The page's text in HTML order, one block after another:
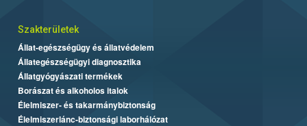
Szakterületek
Állat-egészségügy és állatvédelem
Állategészségügyi diagnosztika
Állatgyógyászati termékek
Borászat és alkoholos italok
Élelmiszer- és takarmánybiztonság
Élelmiszerlánc-biztonsági laborhálózat